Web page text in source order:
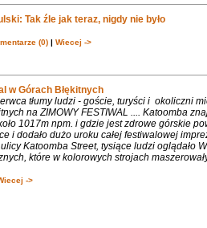
Tak źle jak teraz, nigdy nie było
(0)| Wiecej ->
w Górach Błękitnych
tłumy ludzi - goście, turyści i okoliczni
na ZIMOWY FESTIWAL .... Katoomba
1017m npm. i gdzie jest zdrowe górskie
i dodało dużo uroku całej festiwalowej
ulicy Katoomba Street, tysiące ludzi oglądało
które w kolorowych strojach
->